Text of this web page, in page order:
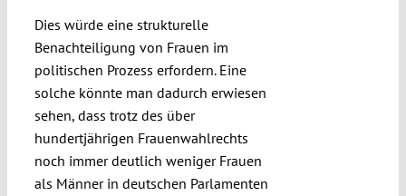
Dies würde eine strukturelle
Benachteiligung von Frauen im
politischen Prozess erfordern. Eine
solche könnte man dadurch erwiesen
sehen, dass trotz des über
hundertjährigen Frauenwahlrechts
noch immer deutlich weniger Frauen
als Männer in deutschen Parlamenten